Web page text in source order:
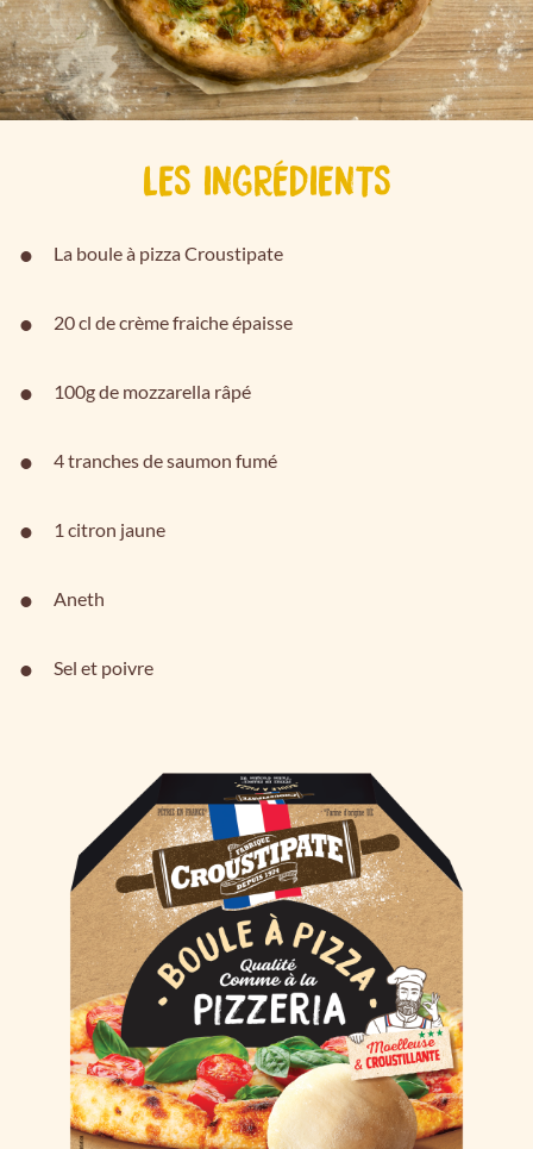
LES INGRÉDIENTS
La boule à pizza Croustipate
20 cl de crème fraiche épaisse
100g de mozzarella râpé
4 tranches de saumon fumé
1 citron jaune
Aneth
Sel et poivre